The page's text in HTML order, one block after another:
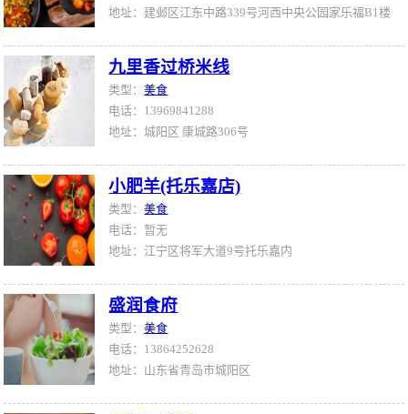
地址：建邺区江东中路339号河西中央公园家乐福B1楼
九里香过桥米线
类型：美食
电话：13969841288
地址：城阳区 康城路306号
小肥羊(托乐嘉店)
类型：美食
电话：暂无
地址：江宁区将军大道9号托乐嘉内
盛润食府
类型：美食
电话：13864252628
地址：山东省青岛市城阳区